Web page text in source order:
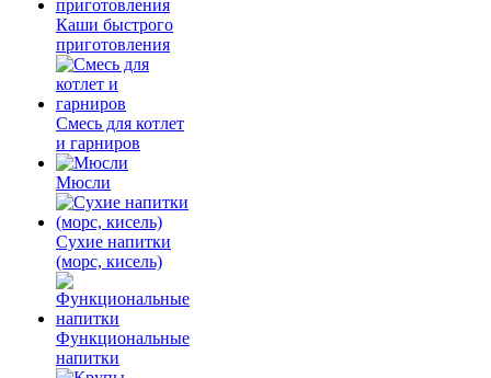
Каши быстрого
приготовления
Смесь для котлет
и гарниров
Мюсли
Сухие напитки
(морс, кисель)
Функциональные
напитки